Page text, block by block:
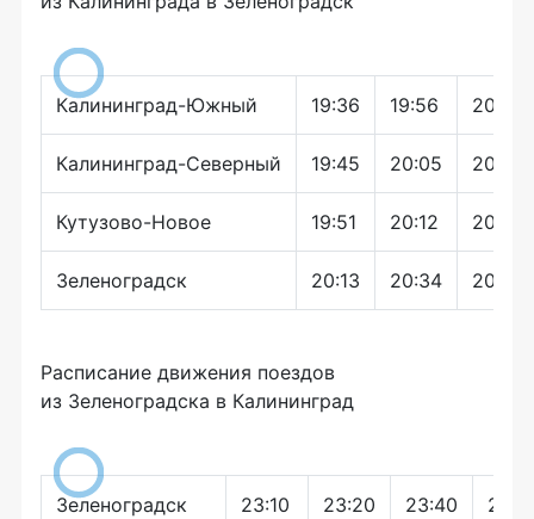
Калининград-Южный 19:36 19:56 20:17
Калининград-Северный 19:45 20:05 20:25
Кутузово-Новое 19:51 20:12 20:31
Зеленоградск 20:13 20:34 20:53
Расписание движения поездов
из Зеленоградска в Калининград
Зеленоградск 23:10 23:20 23:40